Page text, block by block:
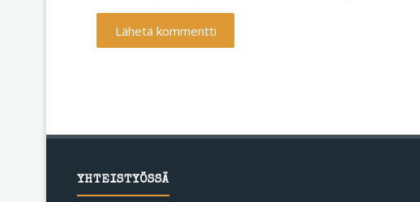
YHTEISTYÖSSÄ